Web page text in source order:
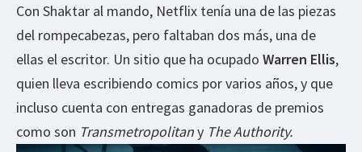
Con Shaktar al mando, Netflix tenía una de las piezas
del rompecabezas, pero faltaban dos más, una de
ellas el escritor. Un sitio que ha ocupado Warren Ellis,
quien lleva escribiendo comics por varios años, y que
incluso cuenta con entregas ganadoras de premios
como son Transmetropolitany The Authority.